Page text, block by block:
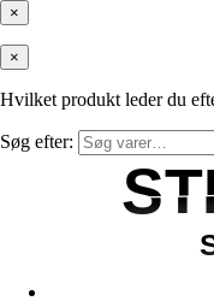
×
×
Hvilket produkt leder du
Søg efter: